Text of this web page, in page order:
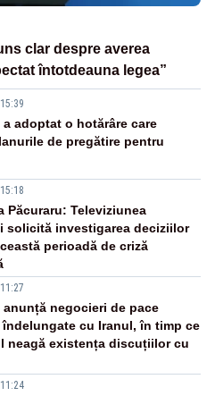
clar despre averea
întotdeauna legea”
adoptat o hotărâre care
de pregătire pentru
Păcuraru: Televiziunea
solicită investigarea deciziilor
perioadă de criză
anunță negocieri de pace
cu Iranul, în timp ce
neagă existența discuțiilor cu